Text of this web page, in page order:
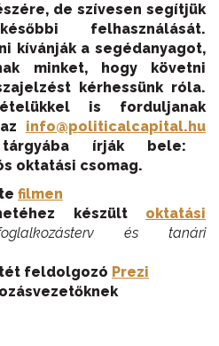
de szívesen segítjük
felhasználását.
kívánják a segédanyagot,
minket, hogy követni
kérhessünk róla.
is forduljanak
info@politicalcapital.hu
írják bele:
oktatási csomag.
filmen
készült oktatási
és tanári
feldolgozó Prezi